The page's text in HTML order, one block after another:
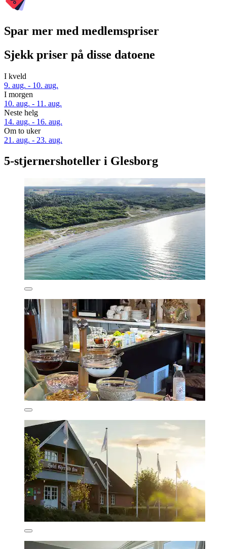
Spar mer med medlemspriser
Sjekk priser på disse datoene
I kveld
9. aug. - 10. aug.
I morgen
10. aug. - 11. aug.
Neste helg
14. aug. - 16. aug.
Om to uker
21. aug. - 23. aug.
5-stjernershoteller i Glesborg